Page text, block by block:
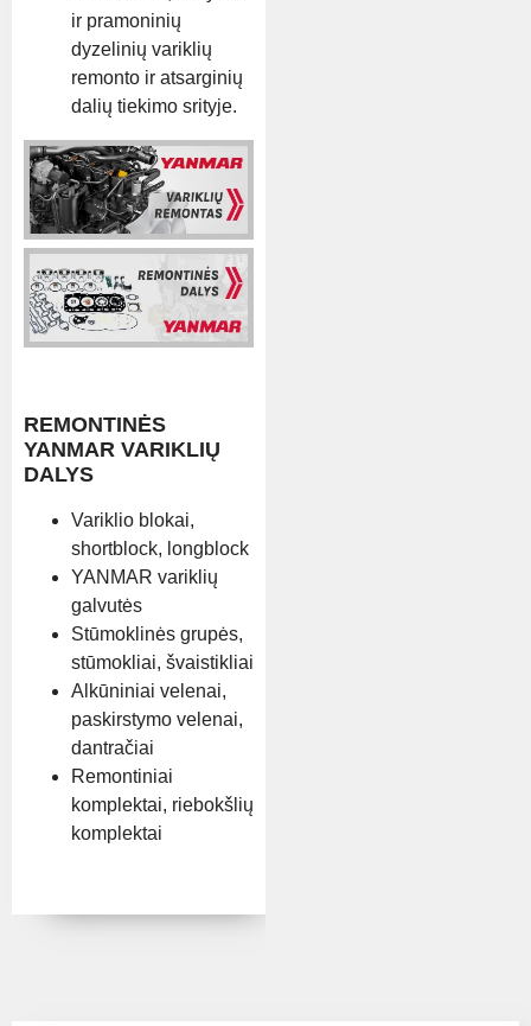
ir pramoninių
dyzelinių variklių
remonto ir atsarginių
dalių tiekimo srityje.
REMONTINĖS
YANMAR VARIKLIŲ
DALYS
Variklio blokai,
shortblock, longblock
YANMAR variklių
galvutės
Stūmoklinės grupės,
stūmokliai, švaistikliai
Alkūniniai velenai,
paskirstymo velenai,
dantračiai
Remontiniai
komplektai, riebokšlių
komplektai